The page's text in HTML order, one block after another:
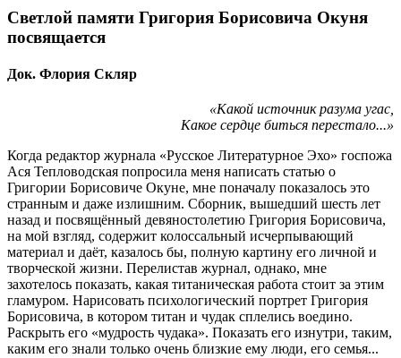
Светлой памяти Григория Борисовича Окуня
посвящается
Док. Флория Скляр
«Какой источник разума угас,
Какое сердце биться перестало...»
Когда редактор журнала «Русское Литературное Эхо» госпожа
Ася Тепловодская попросила меня написать статью о
Григории Борисовиче Окуне, мне поначалу показалось это
странным и даже излишним. Сборник, вышедший шесть лет
назад и посвящённый девяностолетию Григория Борисовича,
на мой взгляд, содержит колоссальный исчерпывающий
материал и даёт, казалось бы, полную картину его личной и
творческой жизни. Перелистав журнал, однако, мне
захотелось показать, какая титаническая работа стоит за этим
гламуром. Нарисовать психологический портрет Григория
Борисовича, в котором титан и чудак сплелись воедино.
Раскрыть его «мудрость чудака». Показать его изнутри, таким,
каким его знали только очень близкие ему люди, его семья...